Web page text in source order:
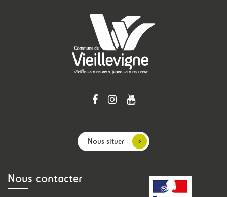
Nous situer
Nous contacter